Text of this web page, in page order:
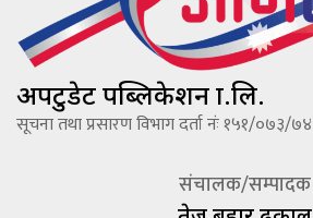
अपटुडेट पब्लिकेशन प्रा.लि.
सूचना तथा प्रसारण विभाग दर्ता नंः १५१/०७३/७४
संचालक/सम्पादक